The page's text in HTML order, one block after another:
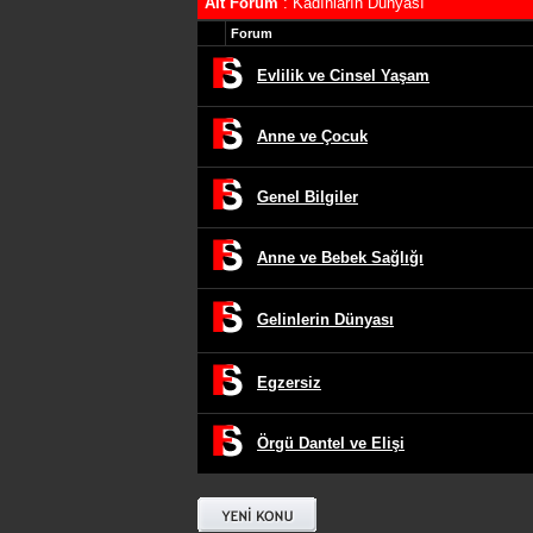
Forum
Evlilik ve Cinsel Yaşam
Anne ve Çocuk
Genel Bilgiler
Anne ve Bebek Sağlığı
Gelinlerin Dünyası
Egzersiz
Örgü Dantel ve Elişi